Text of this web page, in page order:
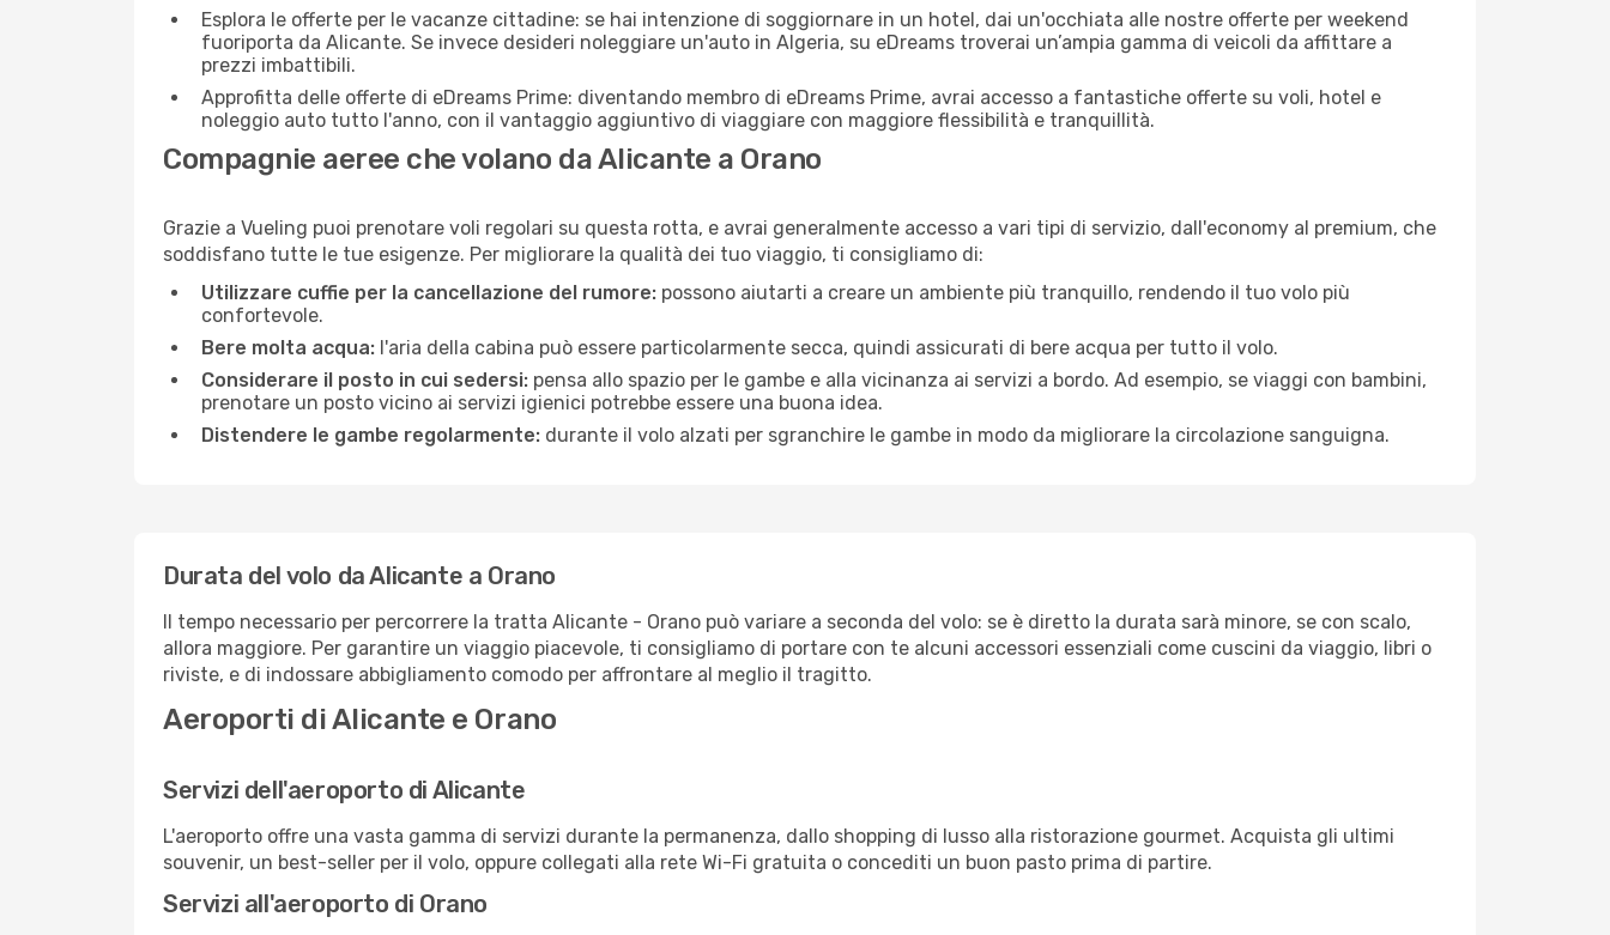
Esplora le offerte per le vacanze cittadine: se hai intenzione di soggiornare in un hotel, dai un'occhiata alle nostre offerte per weekend
fuoriporta da Alicante. Se invece desideri noleggiare un'auto in Algeria, su eDreams troverai un’ampia gamma di veicoli da affittare a
prezzi imbattibili.
Approfitta delle offerte di eDreams Prime: diventando membro di eDreams Prime, avrai accesso a fantastiche offerte su voli, hotel e
noleggio auto tutto l'anno, con il vantaggio aggiuntivo di viaggiare con maggiore flessibilità e tranquillità.
Compagnie aeree che volano da Alicante a Orano
Grazie a Vueling puoi prenotare voli regolari su questa rotta, e avrai generalmente accesso a vari tipi di servizio, dall'economy al premium, che
soddisfano tutte le tue esigenze. Per migliorare la qualità dei tuo viaggio, ti consigliamo di:
Utilizzare cuffie per la cancellazione del rumore: possono aiutarti a creare un ambiente più tranquillo, rendendo il tuo volo più
confortevole.
Bere molta acqua: l'aria della cabina può essere particolarmente secca, quindi assicurati di bere acqua per tutto il volo.
Considerare il posto in cui sedersi: pensa allo spazio per le gambe e alla vicinanza ai servizi a bordo. Ad esempio, se viaggi con bambini,
prenotare un posto vicino ai servizi igienici potrebbe essere una buona idea.
Distendere le gambe regolarmente: durante il volo alzati per sgranchire le gambe in modo da migliorare la circolazione sanguigna.
Durata del volo da Alicante a Orano
Il tempo necessario per percorrere la tratta Alicante - Orano può variare a seconda del volo: se è diretto la durata sarà minore, se con scalo,
allora maggiore. Per garantire un viaggio piacevole, ti consigliamo di portare con te alcuni accessori essenziali come cuscini da viaggio, libri o
riviste, e di indossare abbigliamento comodo per affrontare al meglio il tragitto.
Aeroporti di Alicante e Orano
Servizi dell'aeroporto di Alicante
L'aeroporto offre una vasta gamma di servizi durante la permanenza, dallo shopping di lusso alla ristorazione gourmet. Acquista gli ultimi
souvenir, un best-seller per il volo, oppure collegati alla rete Wi-Fi gratuita o concediti un buon pasto prima di partire.
Servizi all'aeroporto di Orano